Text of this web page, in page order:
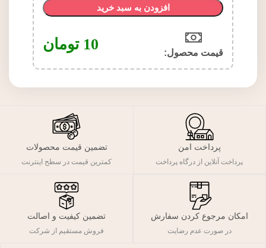
افزودن به سبد خرید
قیمت محصول:​ 10 تومان
پرداخت امن
پرداخت آنلاین از درگاه پرداخت
تضمین قیمت محصولات
کمترین قیمت در سطح اینترنت
امکان مرجوع کردن سفارش
در صورت عدم رضایت
تضمین کیفیت و اصالت
فروش مستقیم از شرکت